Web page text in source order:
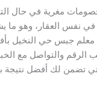
مغرية في حال
نفس العقار، وهو ما
معلم جبس حي النخيل
الرقم والتواصل مع
تضمن لك أفضل نتيجة